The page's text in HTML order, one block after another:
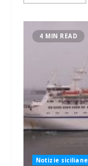
4 MIN READ
Notizie siciliane